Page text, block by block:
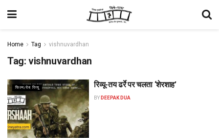
Home Tag vishnuvardhan
Tag: vishnuvardhan
फिल्म/वेब रिव्यू रिव्यू-तय ढर्रे पर चलता ‘शेरशाह’
BY DEEPAK DUA